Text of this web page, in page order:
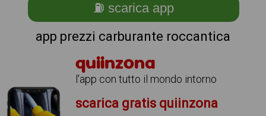
⛽ scarica app
app prezzi carburante roccantica
quiinzona
l'app con tutto il mondo intorno
scarica gratis quiinzona